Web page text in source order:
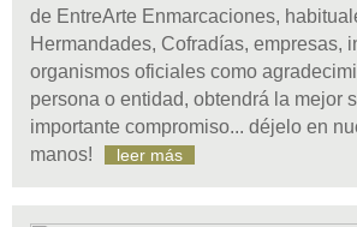
de EntreArte Enmarcaciones,
Hermandades, Cofradías, empresas,
organismos oficiales como
persona o entidad, obtendrá la mejor
importante compromiso... déjelo en
manos!
leer más